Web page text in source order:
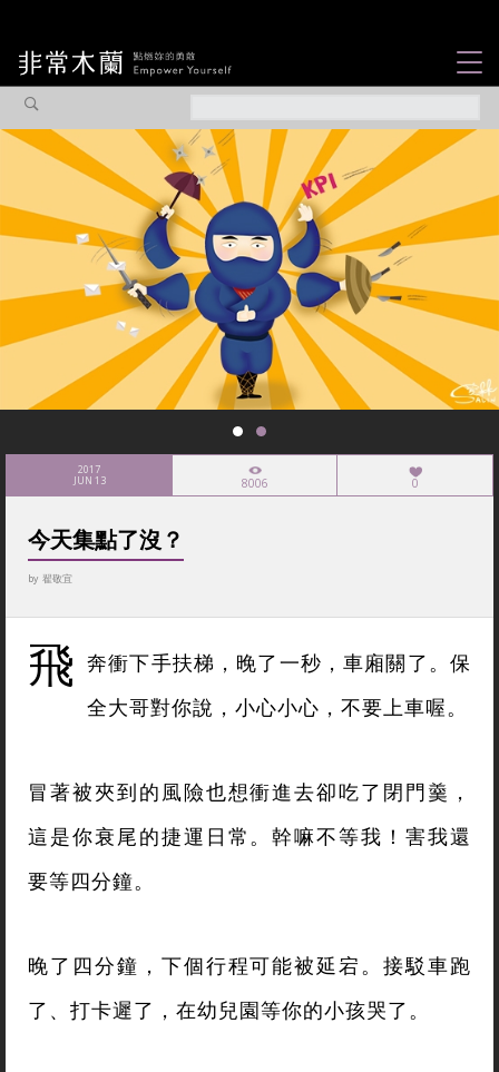
觀點專欄
焦點企劃
社會企業
認識我們
2017
JUN 13 8006 0
今天集點了沒？
by 翟敬宜
飛 奔衝下手扶梯，晚了一秒，車廂關了。保
全大哥對你說，小心小心，不要上車喔。
冒著被夾到的風險也想衝進去卻吃了閉門羹，
這是你衰尾的捷運日常。幹嘛不等我！害我還
要等四分鐘。
晚了四分鐘，下個行程可能被延宕。接駁車跑
了、打卡遲了，在幼兒園等你的小孩哭了。